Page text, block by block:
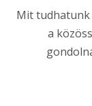
Mit
a